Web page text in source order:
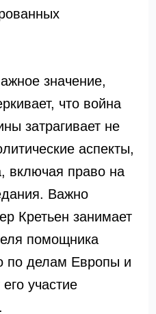
значение,
что война
затрагивает не
аспекты,
включая право на
Важно
Кретьен занимает
помощника
по делам Европы и
участие